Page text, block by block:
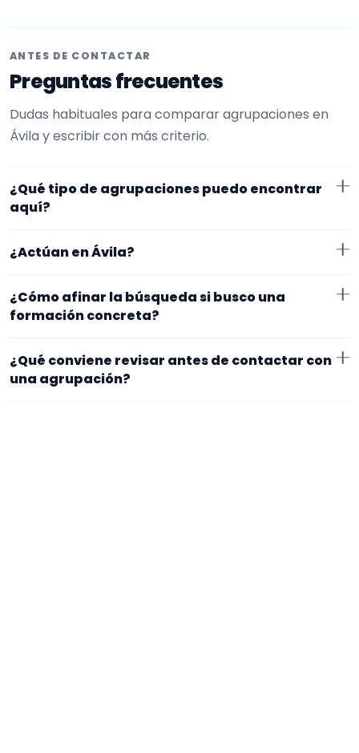
ANTES DE CONTACTAR
Preguntas frecuentes
Dudas habituales para comparar agrupaciones en
Ávila y escribir con más criterio.
¿Qué tipo de agrupaciones puedo encontrar
aquí?
Aquí verás agrupaciones que trabajan para
aniversarios. Conviene comparar repertorio, tamaño
¿Actúan en Ávila?
trabajan en Ávila. Algunos son de la zona y otros se
exacto, horarios y posibles gastos.
¿Cómo afinar la búsqueda si busco una
formación concreta?
Empieza por el tipo de evento y la zona. Si ya sabes el
formato que te encaja, usa el filtro de tipo de
agrupación para quedarte con opciones más
¿Qué conviene revisar antes de contactar con
una agrupación?